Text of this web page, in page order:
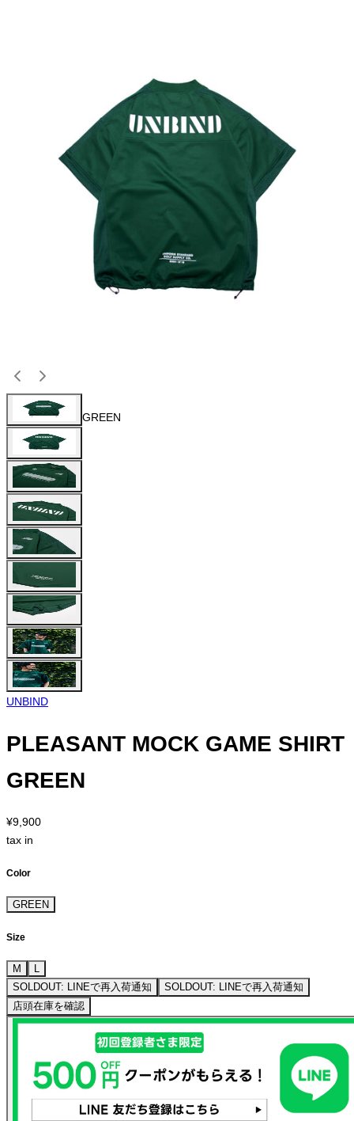
GREEN
UNBIND
PLEASANT MOCK GAME SHIRT
GREEN
¥9,900
tax in
Color
GREEN
Size
M
L
SOLDOUT: LINEで再入荷通知
SOLDOUT: LINEで再入荷通知
店頭在庫を確認